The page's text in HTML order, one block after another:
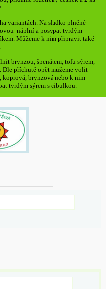
variantách. Na sladko plněné
náplní a posypat tvrdým
Můžeme k nim připravit také
brynzou, špenátem, tofu sýrem,
příchutě opět můžeme volit
koprová, brynzová nebo k nim
tvrdým sýrem s cibulkou.